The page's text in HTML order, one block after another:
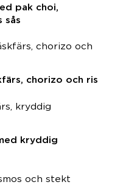
pak choi,
sås
chorizo och ris
kryddig